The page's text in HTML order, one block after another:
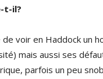
t-il?
voir en Haddock un
mais aussi ses
parfois un peu